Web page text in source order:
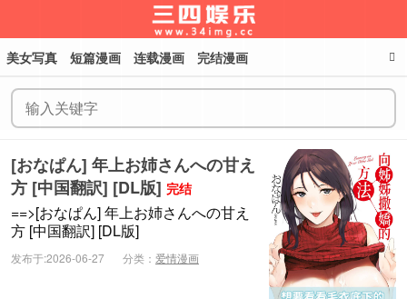
美女写真 短篇漫画 连载漫画 完结漫画
[おなぱん] 年上お姉さんへの甘え
方 [中国翻訳] [DL版] 完结
==>[おなぱん] 年上お姉さんへの甘え
方 [中国翻訳] [DL版]
发布于:2026-06-27 分类： 爱情漫画